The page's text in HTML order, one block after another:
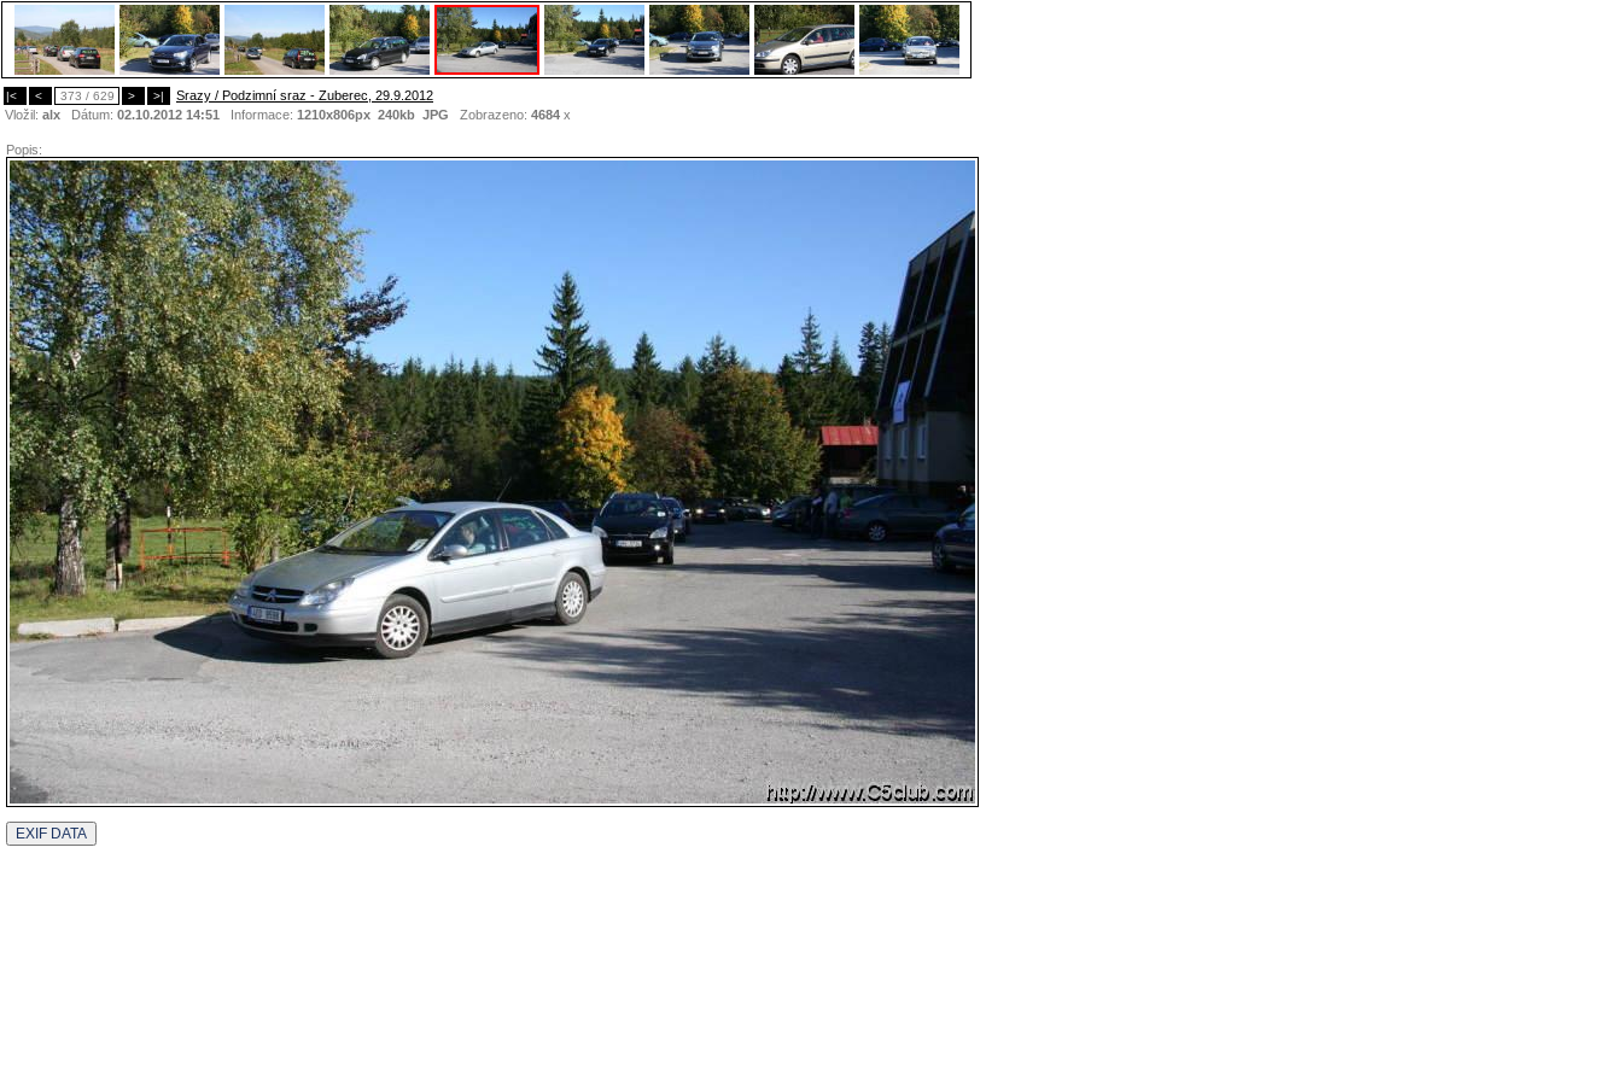
|< < 373 / 629 > >|
Srazy / Podzimní sraz - Zuberec, 29.9.2012
Vložil: alx Dátum: 02.10.2012 14:51 Informace: 1210x806px 240kb JPG Zobrazeno: 4684 x
Popis: